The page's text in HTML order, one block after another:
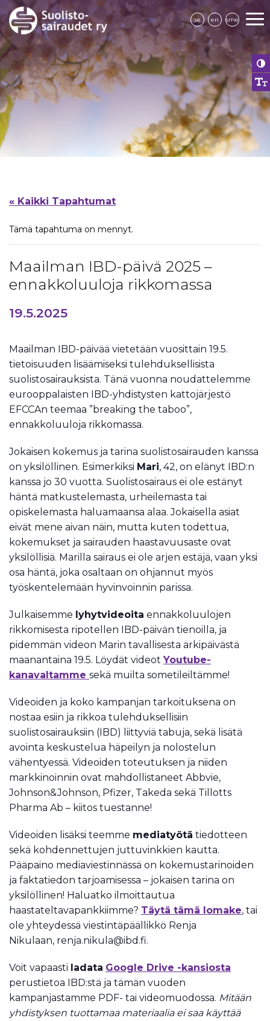
se en sme
« Kaikki Tapahtumat
Tämä tapahtuma on mennyt.
Maailman IBD-päivä 2025 –
ennakkoluuloja rikkomassa
19.5.2025
Maailman IBD-päivää vietetään vuosittain 19.5.
tietoisuuden lisäämiseksi tulehduksellisista
suolistosairauksista. Tänä vuonna noudattelemme
eurooppalaisten IBD-yhdistysten kattojärjestö
EFCCAn teemaa ”breaking the taboo”,
ennakkoluuloja rikkomassa.
Jokaisen kokemus ja tarina suolistosairauden kanssa
on yksilöllinen. Esimerkiksi Mari, 42, on elänyt IBD:n
kanssa jo 30 vuotta. Suolistosairaus ei ole estänyt
häntä matkustelemasta, urheilemasta tai
opiskelemasta haluamaansa alaa. Jokaisella asiat
eivät mene aivan näin, mutta kuten todettua,
kokemukset ja sairauden haastavuusaste ovat
yksilöllisiä. Marilla sairaus ei ole arjen estäjä, vaan yksi
osa häntä, joka osaltaan on ohjannut myös
työskentelemään hyvinvoinnin parissa.
Julkaisemme lyhytvideoita ennakkoluulojen
rikkomisesta ripotellen IBD-päivän tienoilla, ja
pidemmän videon Marin tavallisesta arkipäivästä
maanantaina 19.5. Löydät videot Youtube-
kanavaltamme sekä muilta sometileiltämme!
Videoiden ja koko kampanjan tarkoituksena on
nostaa esiin ja rikkoa tulehduksellisiin
suolistosairauksiin (IBD) liittyviä tabuja, sekä lisätä
avointa keskustelua häpeilyn ja nolostelun
vähentyessä. Videoiden toteutuksen ja niiden
markkinoinnin ovat mahdollistaneet Abbvie,
Johnson&Johnson, Pfizer, Takeda sekä Tillotts
Pharma Ab – kiitos tuestanne!
Videoiden lisäksi teemme mediatyötä tiedotteen
sekä kohdennettujen juttuvinkkien kautta.
Pääpaino mediaviestinnässä on kokemustarinoiden
ja faktatiedon tarjoamisessa – jokaisen tarina on
yksilöllinen! Haluatko ilmoittautua
haastateltavapankkiimme? Täytä tämä lomake, tai
ole yhteydessä viestintäpäällikkö Renja
Nikulaan, renja.nikula@ibd.fi.
Voit vapaasti ladata Google Drive -kansiosta
perustietoa IBD:stä ja tämän vuoden
kampanjastamme PDF- tai videomuodossa. Mitään
yhdistyksen tuottamaa materiaalia ei saa käyttää